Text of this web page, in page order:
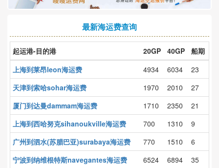
最新海运费查询
起运港-目的港 20GP 40GP
船期
上海到莱昂leon海运费
4934 6034
23
天津到索哈sohar海运费
1970 2010
27
厦门到达曼dammam海运费
1710 2350
21
上海到西哈努克sihanoukville海运费
700 1310
9
广州到泗水(苏腊巴亚)surabaya海运费
770 1510
6
宁波到纳维根特斯navegantes海运费
6524 6894
35